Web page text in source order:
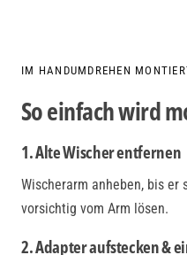
IM HANDUMDREHEN
So einfach wird
1. Alte Wischer entfernen
Wischerarm anheben, bis
vorsichtig vom Arm lösen.
2. Adapter aufstecken &